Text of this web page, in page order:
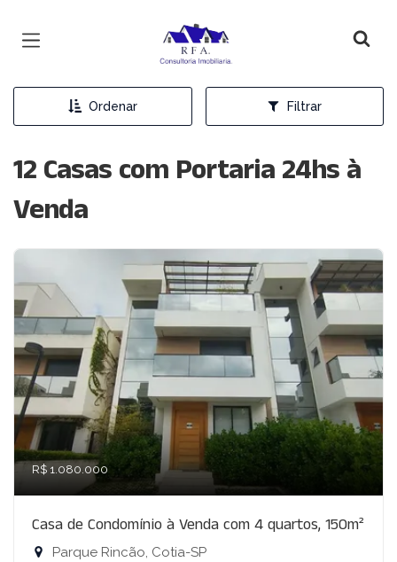
Página inicial
Ordenar Filtrar
12 Casas com Portaria 24hs à
Venda
R$ 1.080.000
Casa de Condomínio à Venda com 4 quartos, 150m²
Parque Rincão, Cotia-SP